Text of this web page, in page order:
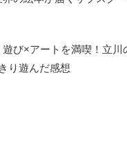
遊び×アートを満喫！立川
り遊んだ感想